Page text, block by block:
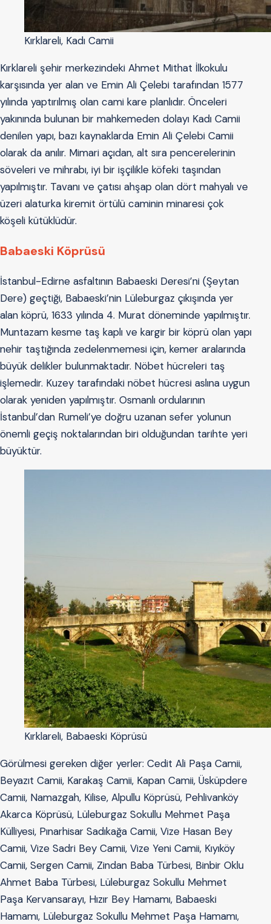
Kırklareli, Kadı Camii
Kırklareli şehir merkezindeki Ahmet Mithat İlkokulu
karşısında yer alan ve Emin Ali Çelebi tarafından 1577
yılında yaptırılmış olan cami kare planlıdır. Önceleri
yakınında bulunan bir mahkemeden dolayı Kadı Camii
denilen yapı, bazı kaynaklarda Emin Ali Çelebi Camii
olarak da anılır. Mimari açıdan, alt sıra pencerelerinin
söveleri ve mihrabı, iyi bir işçilikle köfeki taşından
yapılmıştır. Tavanı ve çatısı ahşap olan dört mahyalı ve
üzeri alaturka kiremit örtülü caminin minaresi çok
köşeli kütüklüdür.
Babaeski Köprüsü
İstanbul-Edirne asfaltının Babaeski Deresi’ni (Şeytan
Dere) geçtiği, Babaeski’nin Lüleburgaz çıkışında yer
alan köprü, 1633 yılında 4. Murat döneminde yapılmıştır.
Muntazam kesme taş kaplı ve kargir bir köprü olan yapı
nehir taştığında zedelenmemesi için, kemer aralarında
büyük delikler bulunmaktadır. Nöbet hücreleri taş
işlemedir. Kuzey tarafındaki nöbet hücresi aslına uygun
olarak yeniden yapılmıştır. Osmanlı ordularının
İstanbul’dan Rumeli’ye doğru uzanan sefer yolunun
önemli geçiş noktalarından biri olduğundan tarihte yeri
büyüktür.
Kırklareli, Babaeski Köprüsü
Görülmesi gereken diğer yerler: Cedit Ali Paşa Camii,
Beyazıt Camii, Karakaş Camii, Kapan Camii, Üsküpdere
Camii, Namazgah, Kilise, Alpullu Köprüsü, Pehlivanköy
Akarca Köprüsü, Lüleburgaz Sokullu Mehmet Paşa
Külliyesi, Pınarhisar Sadıkağa Camii, Vize Hasan Bey
Camii, Vize Sadri Bey Camii, Vize Yeni Camii, Kıyıköy
Camii, Sergen Camii, Zindan Baba Türbesi, Binbir Oklu
Ahmet Baba Türbesi, Lüleburgaz Sokullu Mehmet
Paşa Kervansarayı, Hızır Bey Hamamı, Babaeski
Hamamı, Lüleburgaz Sokullu Mehmet Paşa Hamamı,